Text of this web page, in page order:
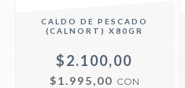
CALDO DE PESCADO
(CALNORT) X80GR
$2.100,00
$1.995,00 CON